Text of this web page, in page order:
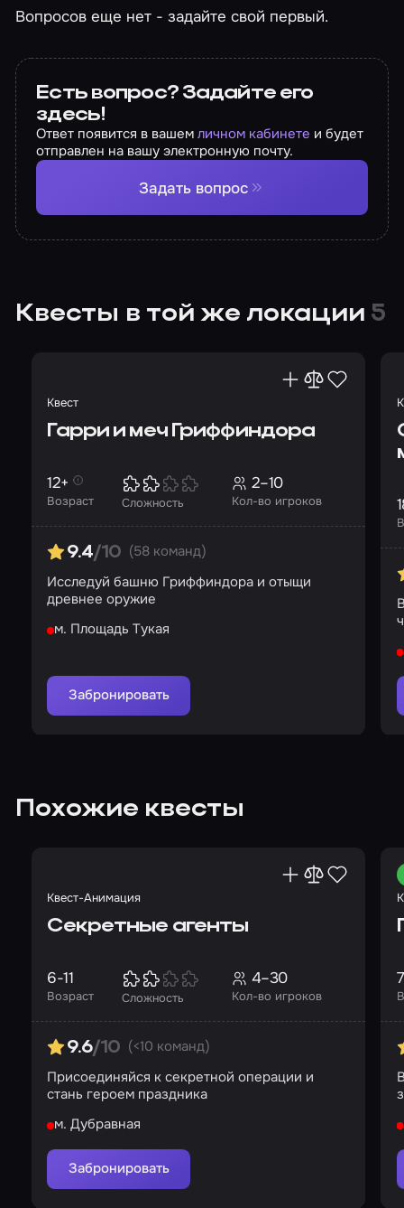
Вопросов еще нет - задайте свой первый.
Есть вопрос? Задайте его
здесь!
Ответ появится в вашемличном кабинете и будет
отправлен на вашу электронную почту.
Задать вопрос
Квесты в той же локации 5
Квест
Гарри и меч Гриффиндора
Возраст
12+
Сложность Кол-во игроков
2–10
9.4/10 (58 команд)
Исследуй башню Гриффиндора и отыщи
древнее оружие
м. Площадь Тукая
Забронировать
Похожие квесты
Квест-Анимация
Секретные агенты
Возраст
6-11
Сложность Кол-во игроков
4–30
9.6/10 (<10 команд)
Присоединяйся к секретной операции и
стань героем праздника
м. Дубравная
Забронировать